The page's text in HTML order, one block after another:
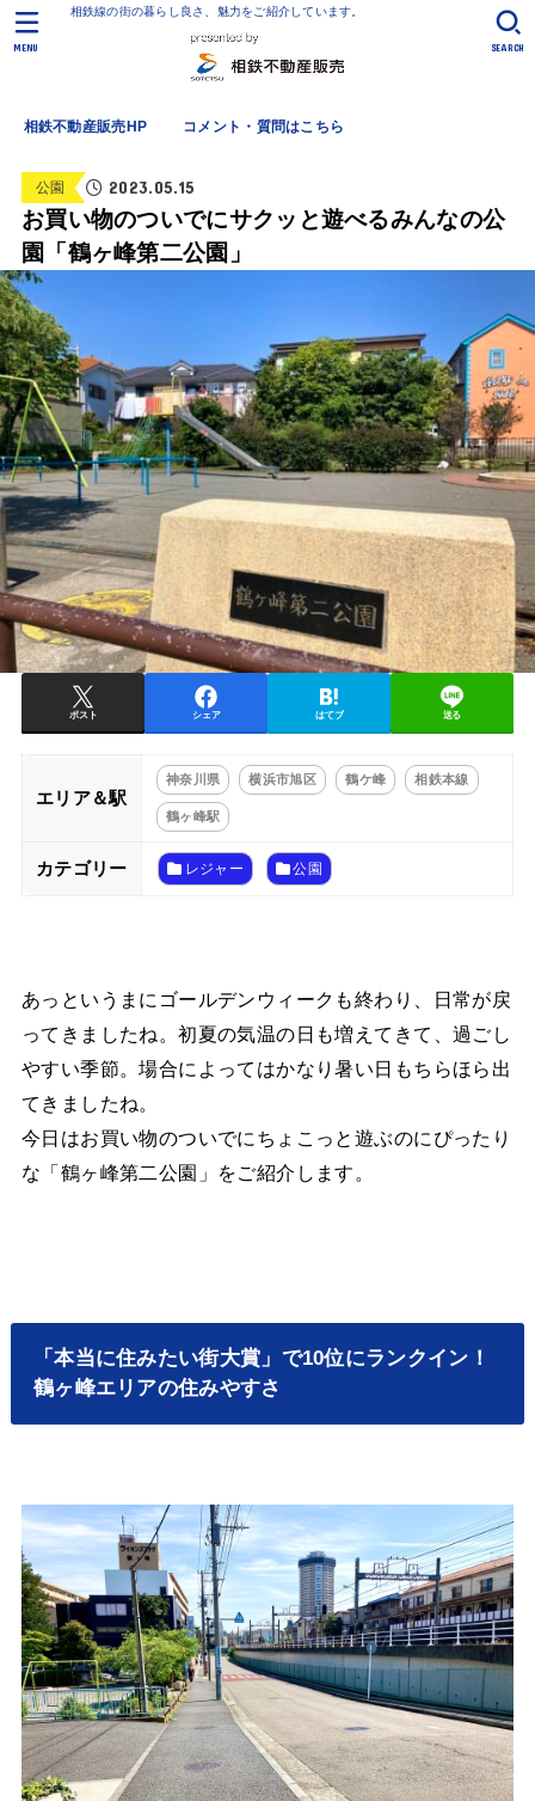
相鉄線の街の暮らし良さ、魅力をご紹介しています。
相鉄不動産販売HP コメント・質問はこちら
SEARCH
MENU
公園 2023.05.15
お買い物のついでにサクッと遊べるみんなの公
園「鶴ヶ峰第二公園」
ポスト シェア はてブ 送る
エリア＆駅
神奈川県 横浜市旭区 鶴ケ峰 相鉄本線
鶴ヶ峰駅
カテゴリー レジャー 公園
あっというまにゴールデンウィークも終わり、日常が戻
ってきましたね。初夏の気温の日も増えてきて、過ごし
やすい季節。場合によってはかなり暑い日もちらほら出
てきましたね。
今日はお買い物のついでにちょこっと遊ぶのにぴったり
な「鶴ヶ峰第二公園」をご紹介します。
「本当に住みたい街大賞」で10位にランクイン！
鶴ヶ峰エリアの住みやすさ